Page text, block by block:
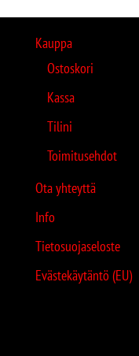
Kauppa
Ostoskori
Kassa
Tilini
Toimitusehdot
Ota yhteyttä
Info
Tietosuojaseloste
Evästekäytäntö (EU)